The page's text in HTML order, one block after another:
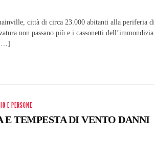
città di circa 23.000 abitanti alla periferia
non passano più e i cassonetti dell’immondizia
E PERSONE
E TEMPESTA DI VENTO DANNI